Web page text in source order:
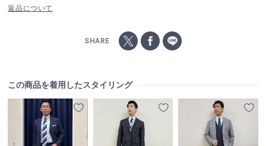
返品について
SHARE
この商品を着用したスタイリング